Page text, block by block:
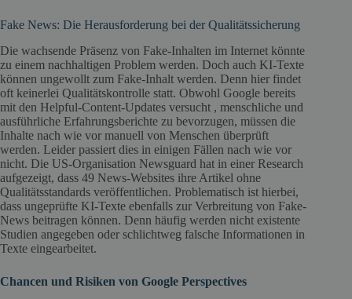
Fake News: Die Herausforderung bei der Qualitätssicherung
Die wachsende Präsenz von Fake-Inhalten im Internet könnte
zu einem nachhaltigen Problem werden. Doch auch KI-Texte
können ungewollt zum Fake-Inhalt werden. Denn hier findet
oft keinerlei Qualitätskontrolle statt. Obwohl Google bereits
mit den Helpful-Content-Updates versucht , menschliche und
ausführliche Erfahrungsberichte zu bevorzugen, müssen die
Inhalte nach wie vor manuell von Menschen überprüft
werden. Leider passiert dies in einigen Fällen nach wie vor
nicht. Die US-Organisation Newsguard hat in einer Research
aufgezeigt, dass 49 News-Websites ihre Artikel ohne
Qualitätsstandards veröffentlichen. Problematisch ist hierbei,
dass ungeprüfte KI-Texte ebenfalls zur Verbreitung von Fake-
News beitragen können. Denn häufig werden nicht existente
Studien angegeben oder schlichtweg falsche Informationen in
Texte eingearbeitet.
Chancen und Risiken von Google Perspectives